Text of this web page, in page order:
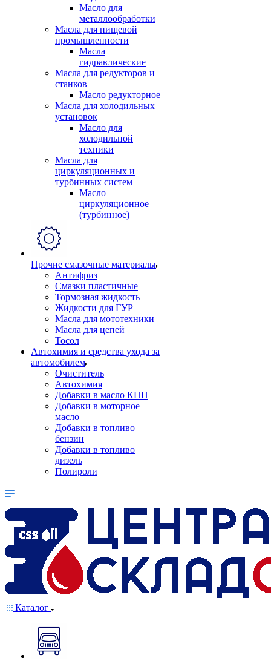
Масло для
металлообработки
Масла для пищевой
промышленности
Масла
гидравлические
Масла для редукторов и
станков
Масло редукторное
Масла для холодильных
установок
Масло для
холодильной
техники
Масла для
циркуляционных и
турбинных систем
Масло
циркуляционное
(турбинное)
Прочие смазочные материалы
Антифриз
Смазки пластичные
Тормозная жидкость
Жидкости для ГУР
Масла для мототехники
Масла для цепей
Тосол
Автохимия и средства ухода за
автомобилем
Очиститель
Автохимия
Добавки в масло КПП
Добавки в моторное
масло
Добавки в топливо
бензин
Добавки в топливо
дизель
Полироли
Каталог